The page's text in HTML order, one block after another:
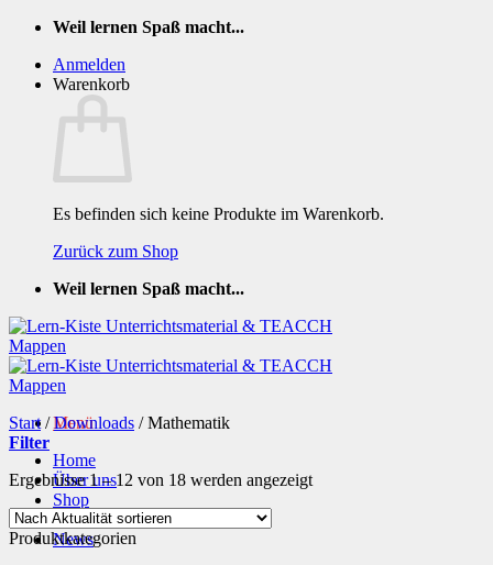
Zum
springen
Weil lernen Spaß macht...
Anmelden
Warenkorb
Es befinden sich keine Produkte im Warenkorb.
Zurück zum Shop
Weil lernen Spaß macht...
Menü
Home
Über uns
Shop
Info
News
Start / Downloads /Mathematik
Filter
Ergebnisse 1 – 12 von 18 werden angezeigtNach
Produktkategorien